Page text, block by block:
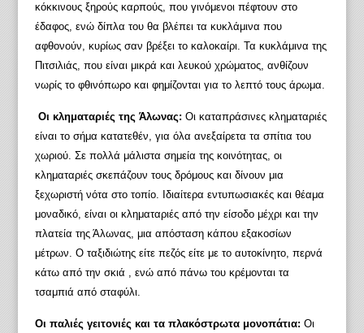
κόκκινους ξηρούς καρπούς, που γινόμενοι πέφτουν στο
έδαφος, ενώ δίπλα του θα βλέπει τα κυκλάμινα που
αφθονούν, κυρίως σαν βρέξει το καλοκαίρι. Τα κυκλάμινα της
Πιτσιλιάς, που είναι μικρά και λευκού χρώματος, ανθίζουν
νωρίς το φθινόπωρο και φημίζονται για το λεπτό τους άρωμα.
Οι κληματαριές της Άλωνας: Οι καταπράσινες κληματαριές
είναι το σήμα κατατεθέν, για όλα ανεξαίρετα τα σπίτια του
χωριού. Σε πολλά μάλιστα σημεία της κοινότητας, οι
κληματαριές σκεπάζουν τους δρόμους και δίνουν μια
ξεχωριστή νότα στο τοπίο. Ιδιαίτερα εντυπωσιακές και θέαμα
μοναδικό, είναι οι κληματαριές από την είσοδο μέχρι και την
πλατεία της Άλωνας, μια απόσταση κάπου εξακοσίων
μέτρων. Ο ταξιδιώτης είτε πεζός είτε με το αυτοκίνητο, περνά
κάτω από την σκιά , ενώ από πάνω του κρέμονται τα
τσαμπιά από σταφύλι.
Οι παλιές γειτονιές και τα πλακόστρωτα μονοπάτια: Οι